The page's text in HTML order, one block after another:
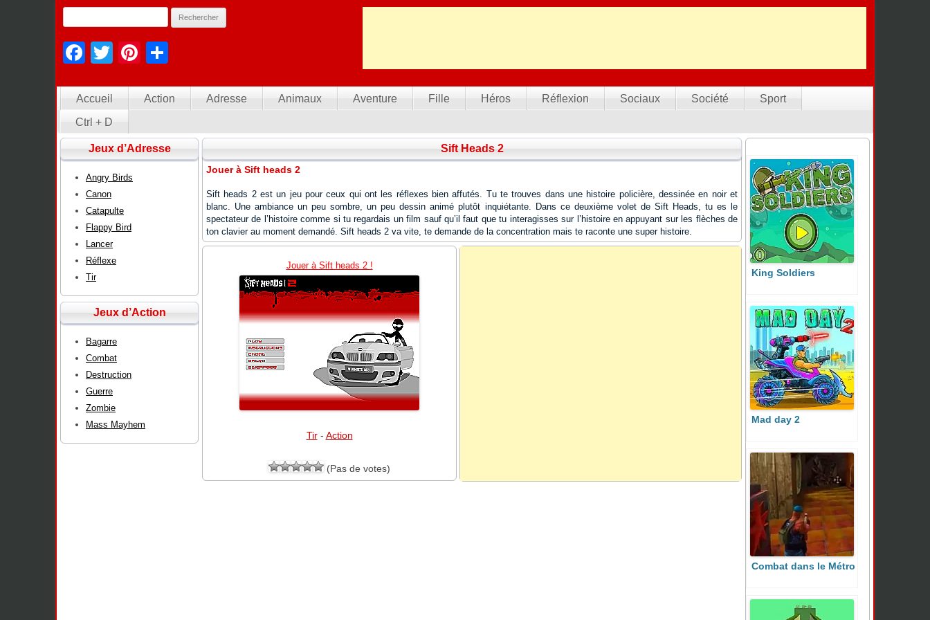
Facebook
TwitterPinterest
Accueil Action Adresse Animaux Aventure Fille Héros Réflexion Sociaux Société
Sport
Ctrl + D
Sift Heads 2
Jouer à Sift heads 2
Sift heads 2 est un jeu pour ceux qui ont les réflexes bien affutés. Tu te trouves dans une histoire policière, dessinée en noir et
blanc. Une ambiance un peu sombre, un peu dessin animé plutôt inquiétante. Dans ce deuxième volet de Sift Heads, tu es le
spectateur de l’histoire comme si tu regardais un film sauf qu’il faut que tu interagisses sur l’histoire en appuyant sur les flèches de
ton clavier au moment demandé. Sift heads 2 va vite, te demande de la concentration mais te raconte une super histoire.
Jouer à Sift heads 2 !
Tir- Action
(Pas de votes)
King Soldiers
Mad day 2
Combat dans le Métro
Jeux d’Adresse
Angry Birds
Canon
Catapulte
Flappy Bird
Lancer
Réflexe
Tir
Jeux d’Action
Bagarre
Combat
Destruction
Guerre
Zombie
Mass Mayhem